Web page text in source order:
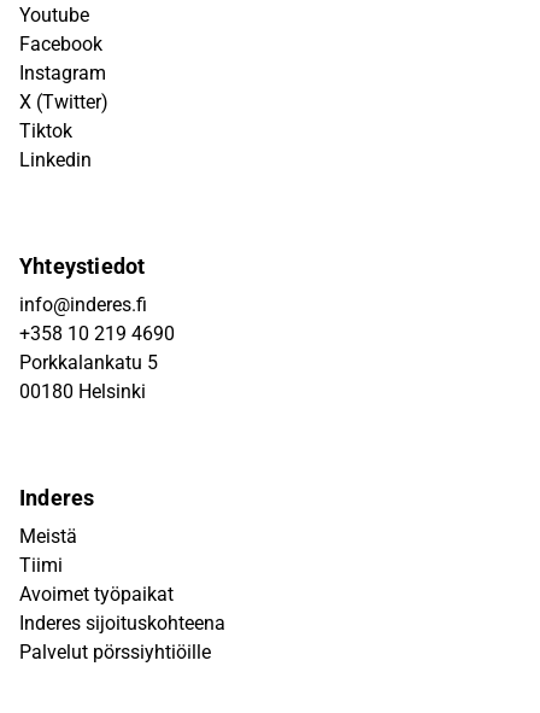
Youtube
Facebook
Instagram
X (Twitter)
Tiktok
Linkedin
Yhteystiedot
info@inderes.fi
+358 10 219 4690
Porkkalankatu 5
00180 Helsinki
Inderes
Meistä
Tiimi
Avoimet työpaikat
Inderes sijoituskohteena
Palvelut pörssiyhtiöille